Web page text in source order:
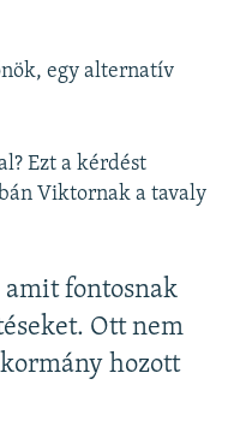
egy alternatív
Ezt a kérdést
Viktornak a tavaly
amit fontosnak
Ott nem
hozott